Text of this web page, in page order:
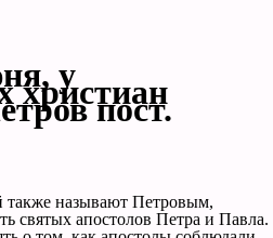
у
христиан
пост.
также называют Петровым,
святых апостолов Петра и Павла.